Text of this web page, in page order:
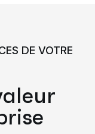
DE VOTRE